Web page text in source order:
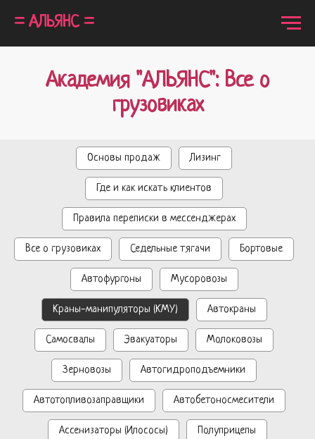
= АЛЬЯНС =
Академия "АЛЬЯНС": Все о
грузовиках
Основы продаж Лизинг
Где и как искать клиентов
Правила переписки в мессенджерах
Все о грузовиках Седельные тягачи Бортовые
Автофургоны Мусоровозы
Краны-манипуляторы (КМУ) Автокраны
Самосвалы Эвакуаторы Молоковозы
Зерновозы Автогидроподъемники
Автотопливозаправщики Автобетоносмесители
Ассенизаторы (Илососы) Полуприцепы